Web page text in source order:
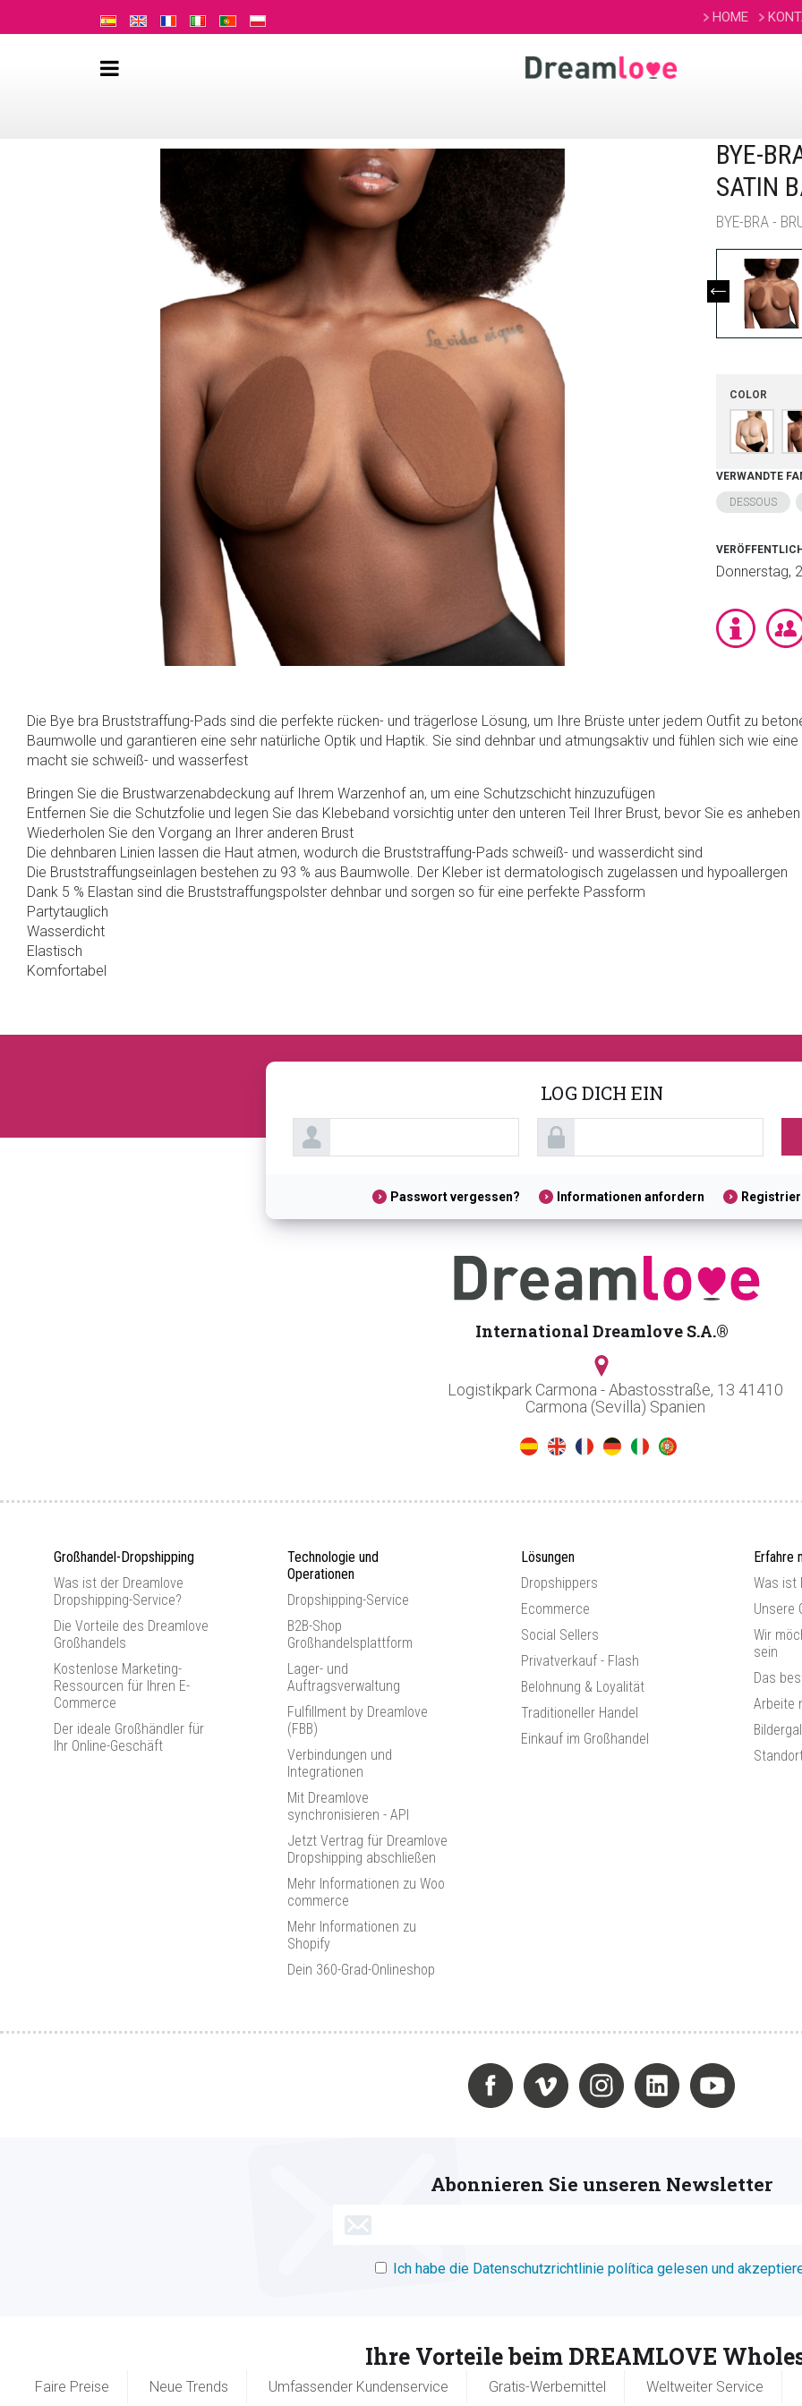
HOME
BYE-
SATIN
BYE-BRA -
COLOR
VERWANDTE
DESSOUS
Donnerstag,
Die Bye bra Bruststraffung-Pads sind die perfekte rücken- und trägerlose Lösung, um Ihre Brüste unter jedem Outfit zu
Baumwolle und garantieren eine sehr natürliche Optik und Haptik. Sie sind dehnbar und atmungsaktiv und fühlen sich wie
macht sie schweiß- und wasserfest
Bringen Sie die Brustwarzenabdeckung auf Ihrem Warzenhof an, um eine Schutzschicht hinzuzufügen
Entfernen Sie die Schutzfolie und legen Sie das Klebeband vorsichtig unter den unteren Teil Ihrer Brust, bevor Sie es anheben
Wiederholen Sie den Vorgang an Ihrer anderen Brust
Die dehnbaren Linien lassen die Haut atmen, wodurch die Bruststraffung-Pads schweiß- und wasserdicht sind
Die Bruststraffungseinlagen bestehen zu 93 % aus Baumwolle. Der Kleber ist dermatologisch zugelassen und hypoallergen
Dank 5 % Elastan sind die Bruststraffungspolster dehnbar und sorgen so für eine perfekte Passform
Partytauglich
Wasserdicht
Elastisch
Komfortabel
LOG DICH EIN
Passwort vergessen? Informationen anfordern
International Dreamlove S.A.®
Logistikpark Carmona - Abastosstraße, 13 41410
Carmona (Sevilla) Spanien
Großhandel-Dropshipping
Was ist der Dreamlove
Dropshipping-Service?
Die Vorteile des Dreamlove
Großhandels
Kostenlose Marketing-
Ressourcen für Ihren E-
Commerce
Der ideale Großhändler für
Ihr Online-Geschäft
Technologie und
Operationen
Dropshipping-Service
B2B-Shop
Großhandelsplattform
Lager- und
Auftragsverwaltung
Fulfillment by Dreamlove
(FBB)
Verbindungen und
Integrationen
Mit Dreamlove
synchronisieren - API
Jetzt Vertrag für Dreamlove
Dropshipping abschließen
Mehr Informationen zu Woo
commerce
Mehr Informationen zu
Shopify
Dein 360-Grad-Onlineshop
Lösungen
Dropshippers
Ecommerce
Social Sellers
Privatverkauf - Flash
Belohnung & Loyalität
Traditioneller Handel
Einkauf im Großhandel
Erfahre
Was ist
Unsere
Wir
sein
Das
Arbeite
Abonnieren Sie unseren Newsletter
Ich habe die Datenschutzrichtlinie política gelesen und
Ihre Vorteile beim DREAMLOVE
Faire Preise Neue Trends Umfassender Kundenservice Gratis-Werbemittel Weltweiter Service